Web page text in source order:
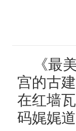
《最
宫的古
在红墙
码娓娓